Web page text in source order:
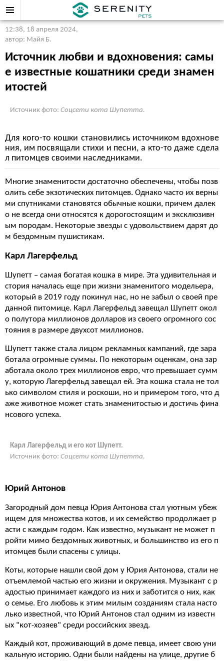
12:38, 18 апреля 2024,
автор: Майя Б.
Источник любви и вдохновения: самы
е известные кошатники среди знамен
итостей
Источник фото: Соцсети кота Шупетта.
Для кого-то кошки становились источником вдохнове
ния, им посвящали стихи и песни, а кто-то даже сдела
л питомцев своими наследниками.
Многие знаменитости достаточно обеспечены, чтобы позв
олить себе экзотических питомцев. Однако часто их верны
ми спутниками становятся обычные кошки, причем далек
о не всегда они относятся к дорогостоящим и эксклюзивн
ым породам. Некоторые звезды с удовольствием дарят до
м бездомным пушистикам.
Карл Лагерфельд
Шупетт – самая богатая кошка в мире. Эта удивительная и
стория началась еще при жизни знаменитого модельера,
который в 2019 году покинул нас, но не забыл о своей пре
данной питомице. Карл Лагерфельд завещал Шупетт окол
о полутора миллионов долларов из своего огромного сос
тояния в размере двухсот миллионов.
Шупетт также стала лицом рекламных кампаний, где зара
ботала огромные суммы. По некоторым оценкам, она зар
аботала около трех миллионов евро, что превышает сумм
у, которую Лагерфельд завещал ей. Эта кошка стала не тол
ько символом стиля и роскоши, но и примером того, что д
аже животное может стать знаменитостью и достичь фина
нсового успеха.
Карл Лагерфельд и его кот Шупетт.
Источник фото: Соцсети кота Шупетта.
Юрий Антонов
Загородный дом певца Юрия Антонова стал уютным убеж
ищем для множества котов, и их семейство продолжает р
асти с каждым годом. Как известно, музыкант не может п
ройти мимо бездомных животных, и большинство из его п
итомцев были спасены с улицы.
Коты, которые нашли свой дом у Юрия Антонова, стали не
отъемлемой частью его жизни и окружения. Музыкант с р
адостью принимает каждого из них и заботится о них, как
о семье. Его любовь к этим милым созданиям стала насто
лько известной, что Юрий Антонов стал одним из известн
ых "кот-хозяев" среди российских звезд.
Каждый кот, проживающий в доме певца, имеет свою уни
кальную историю. Одни были найдены на улице, другие б